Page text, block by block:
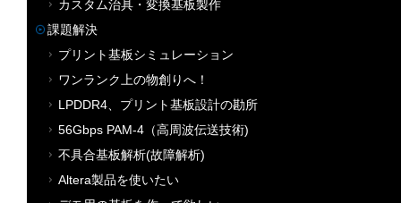
カスタム治具・変換基板製作
課題解決
プリント基板シミュレーション
ワンランク上の物創りへ！
LPDDR4、プリント基板設計の勘所
56Gbps PAM-4（高周波伝送技術)
不具合基板解析(故障解析)
Altera製品を使いたい